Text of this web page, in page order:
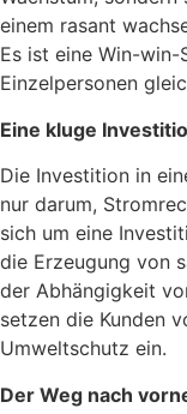
einem rasant
Es ist eine Win-
Einzelpersonen
Eine kluge
Die Investition in
nur darum,
sich um eine
die Erzeugung von
der Abhängigkeit
setzen die Kunden
Umweltschutz ein.
Der Weg nach